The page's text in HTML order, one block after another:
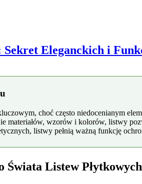
Sekret Eleganckich i
choć często niedocenianym
materiałów, wzorów i kolorów, listwy
listwy pełnią ważną funkcję
Świata Listew